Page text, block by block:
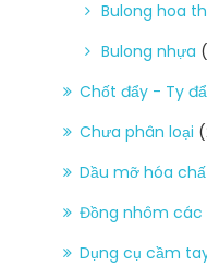
Bulong hoa
Bulong nhựa
Chốt đẩy - Ty
Chưa phân loại
Dầu mỡ hóa
Đồng nhôm các
Dụng cụ cầm